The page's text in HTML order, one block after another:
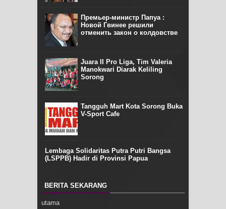
Премьер-министр Папуа :
Новой Гвинее решили
отменить закон о колдовстве
Juara II Pro Liga, Tim Valeria
Manokwari Diarak Keliling
Sorong
Tangguh Mart Kota Sorong Buka
V-Sport Cafe
Lembaga Solidaritas Putra Putri Bangsa
(LSPPB) Hadir di Provinsi Papua
BERITA SEKARANG
utama